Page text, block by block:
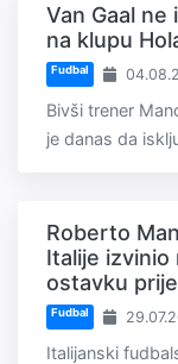
Van Gaal
na klupu
Fudbal
Bivši trener
je danas da
Roberto
Italije izvinio
ostavku
Fudbal
Italijanski